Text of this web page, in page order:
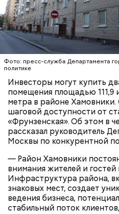
Фото: пресс-служба Департамента
политике
Инвесторы могут купить
помещения площадью 111,9
метра в районе Хамовники.
шаговой доступности от
«Фрунзенская». Об этом в
рассказал руководитель
Москвы по конкурентной
— Район Хамовники
внимания жителей и гостей
Инфраструктура района,
знаковых мест, создает
ведения бизнеса,
стабильный поток
Объекты находятся в доме
переулку. Они
отдельный вход. Подать
можно до 19 января
аукционы пройдут 28
торговой площадке
НЕДВИЖИМОСТЬ
ДЕПАРТАМЕНТ
МОСКВЫ
АУКЦИОНЫ